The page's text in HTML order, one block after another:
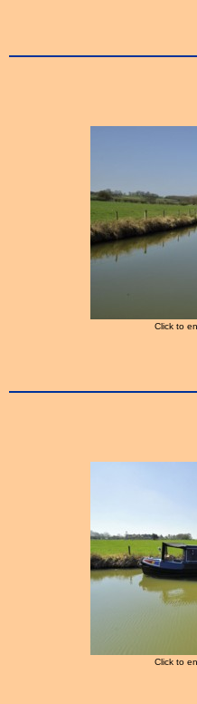
Click to
Click to